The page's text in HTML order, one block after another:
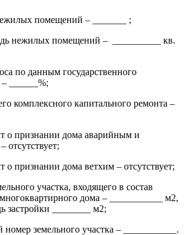
помещений – _______ ;
нежилых помещений – __________ кв.
по данным государственного
– ______%;
комплексного капитального ремонта –
о признании дома аварийным и
отсутствует;
о признании дома ветхим – отсутствует;
участка, входящего в состав
дома – ___________ м2,
застройки ________ м2;
земельного участка – ___________.